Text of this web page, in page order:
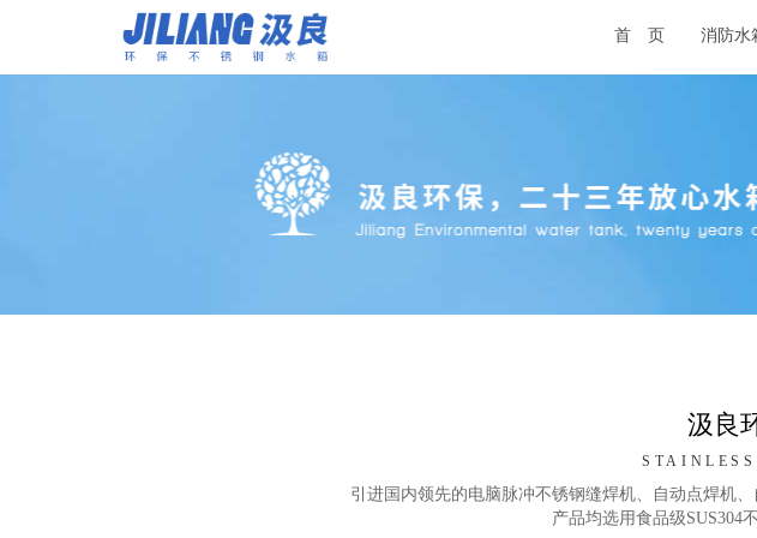
首 页 消防水
汲良
引进国内领先的电脑脉冲不锈钢缝焊机、自动点焊机
产品均选用食品级SUS304